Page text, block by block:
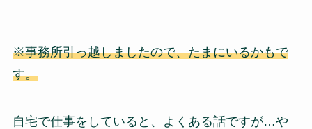
※事務所引っ越しましたので、たまにいるかもで
す。
自宅で仕事をしていると、よくある話ですが…や